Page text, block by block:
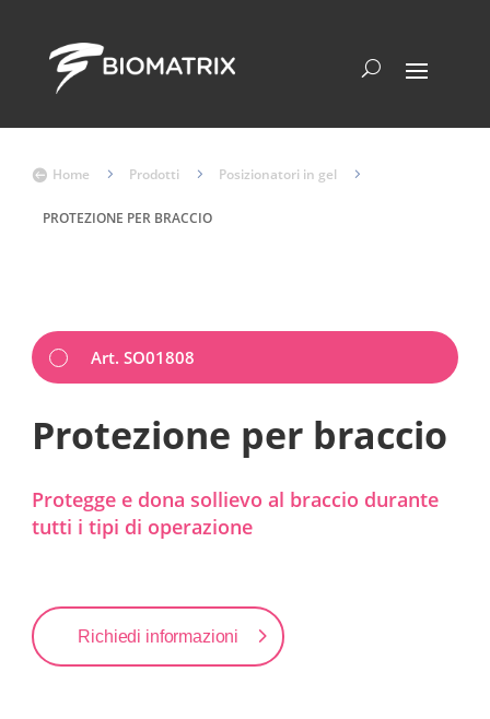
 Home 5 Prodotti 5 Posizionatori in gel 5
PROTEZIONE PER BRACCIO
Art. SO01808
Protezione per braccio
Protegge e dona sollievo al braccio durante
tutti i tipi di operazione
Richiedi informazioni